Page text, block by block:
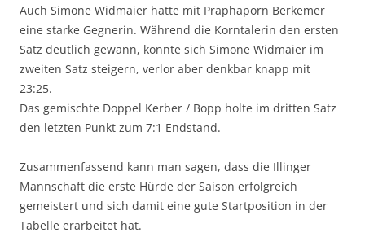
Auch Simone Widmaier hatte mit Praphaporn Berkemer
eine starke Gegnerin. Während die Korntalerin den ersten
Satz deutlich gewann, konnte sich Simone Widmaier im
zweiten Satz steigern, verlor aber denkbar knapp mit
23:25.
Das gemischte Doppel Kerber / Bopp holte im dritten Satz
den letzten Punkt zum 7:1 Endstand.
Zusammenfassend kann man sagen, dass die Illinger
Mannschaft die erste Hürde der Saison erfolgreich
gemeistert und sich damit eine gute Startposition in der
Tabelle erarbeitet hat.